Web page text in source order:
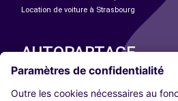
Location de voiture à Strasbourg
AUTOPARTAGE
Paris